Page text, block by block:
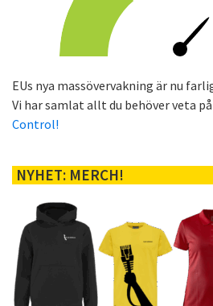
EUs nya massövervakning är nu
Vi har samlat allt du behöver veta
Control!
NYHET: MERCH!